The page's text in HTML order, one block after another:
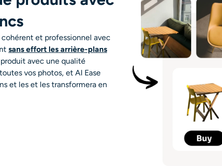
et professionnel avec
sans effort les arrière-plans
avec une qualité
vos photos, et AI Ease
et les et les transformera en